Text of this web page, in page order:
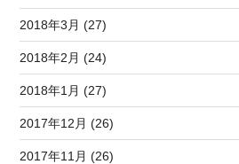
2018年3月 (27)
2018年2月 (24)
2018年1月 (27)
2017年12月 (26)
2017年11月 (26)